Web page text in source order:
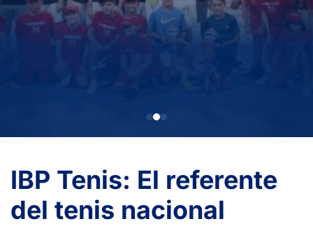
IBP Tenis: El referente
del tenis nacional